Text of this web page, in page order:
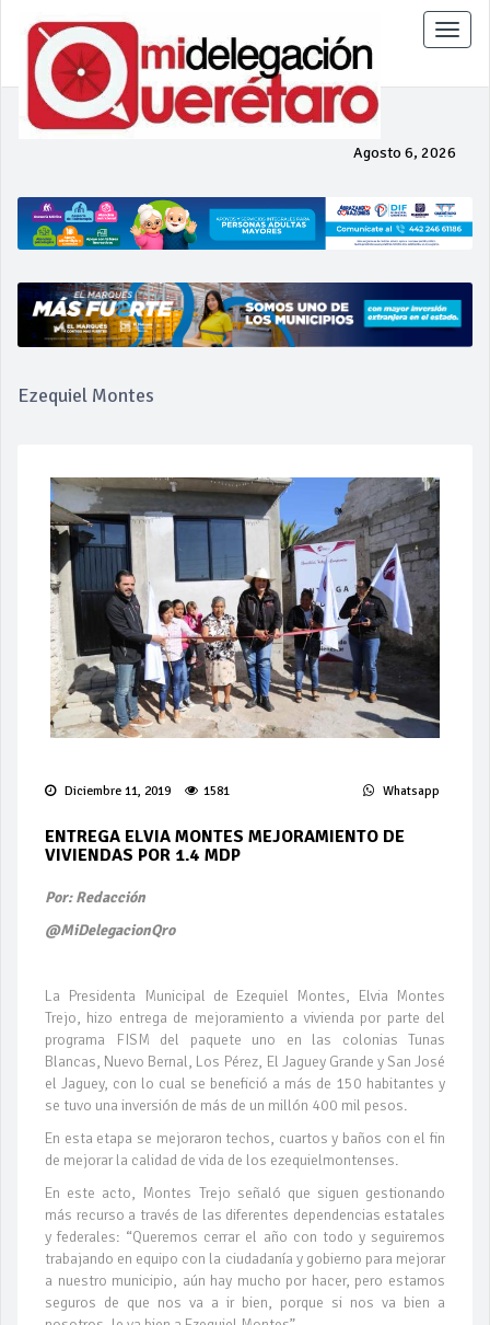
Toggle
Agosto 6, 2026
Ezequiel Montes
Diciembre 11, 2019 1581 Whatsapp
ENTREGA ELVIA MONTES MEJORAMIENTO DE
VIVIENDAS POR 1.4 MDP
Por: Redacción
@MiDelegacionQro
La Presidenta Municipal de Ezequiel Montes, Elvia Montes
Trejo, hizo entrega de mejoramiento a vivienda por parte del
programa FISM del paquete uno en las colonias Tunas
Blancas, Nuevo Bernal, Los Pérez, El Jaguey Grande y San José
el Jaguey, con lo cual se benefició a más de 150 habitantes y
se tuvo una inversión de más de un millón 400 mil pesos.
En esta etapa se mejoraron techos, cuartos y baños con el fin
de mejorar la calidad de vida de los ezequielmontenses.
En este acto, Montes Trejo señaló que siguen gestionando
más recurso a través de las diferentes dependencias estatales
y federales: “Queremos cerrar el año con todo y seguiremos
trabajando en equipo con la ciudadanía y gobierno para mejorar
a nuestro municipio, aún hay mucho por hacer, pero estamos
seguros de que nos va a ir bien, porque si nos va bien a